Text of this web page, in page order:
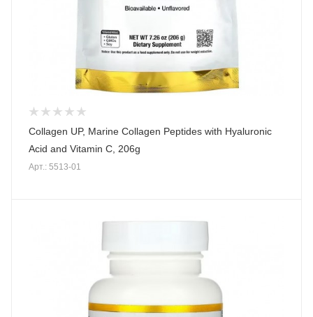
Collagen UP, Marine Collagen Peptides with Hyaluronic
Acid and Vitamin C, 206g
Арт.: 5513-01